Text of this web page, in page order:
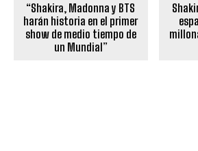
“Shakira, Madonna y BTS
harán historia en el primer
show de medio tiempo de
un Mundial”